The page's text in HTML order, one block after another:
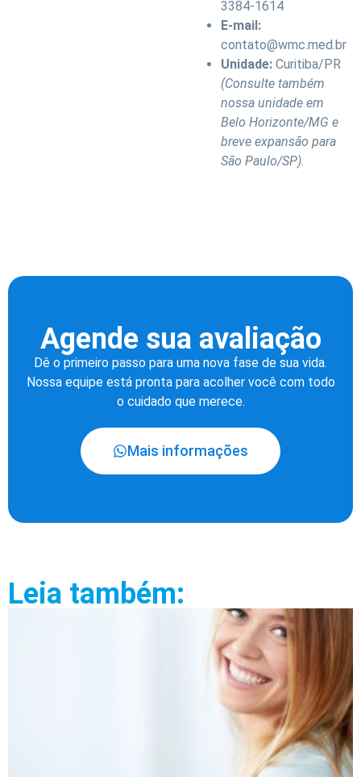
3384-1614
E-mail:
contato@wmc.med.br
Unidade: Curitiba/PR
(Consulte também
nossa unidade em
Belo Horizonte/MG e
breve expansão para
São Paulo/SP).
Agende sua avaliação
Dê o primeiro passo para uma nova fase de sua vida.
Nossa equipe está pronta para acolher você com todo
o cuidado que merece.
Mais informações
Leia também: